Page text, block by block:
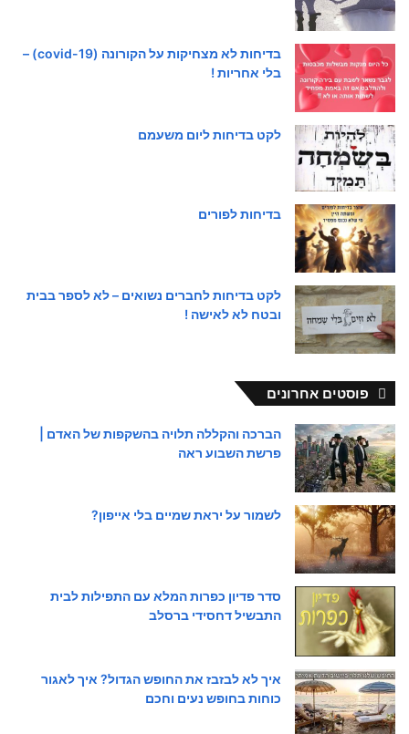
בדיחות לא מצחיקות על הקורונה (covid-19) –
בלי אחריות !
לקט בדיחות ליום משעמם
בדיחות לפורים
לקט בדיחות לחברים נשואים – לא לספר בבית
ובטח לא לאישה !
פוסטים אחרונים
הברכה והקללה תלויה בהשקפות של האדם |
פרשת השבוע ראה
לשמור על יראת שמיים בלי אייפון?
סדר פדיון כפרות המלא עם התפילות לבית
התבשיל דחסידי ברסלב
איך לא לבזבז את החופש הגדול? איך לאגור
כוחות בחופש נעים וחכם